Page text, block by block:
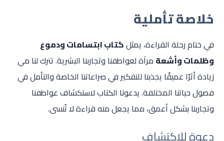
خلاصة تأملية
في ختام رحلة القراءة، يمثلكتاب ابتسامات ودموع
وظلمات وأشعة مرآة لعواطفنا وتجاربنا البشرية. تترك لنا مي
زيادة أثرًا عميقًا يجذبنا للتفكير في صراعاتنا الخاصة والتأمل في
فصول حياتنا المختلفة. يدعونا الكتاب لاستكشاف عواطفنا
وتجاربنا بشكل أعمق، مما يجعل منه قراءة لا تُنسى.
دعوة للاكتشاف